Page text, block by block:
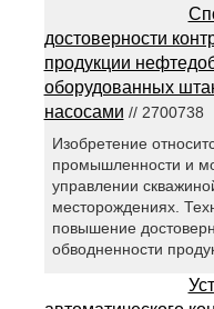
достоверности
продукции
оборудованных
насосами // 2700738
Изобретение
промышленности и
управлении
месторождениях.
повышение
обводненности